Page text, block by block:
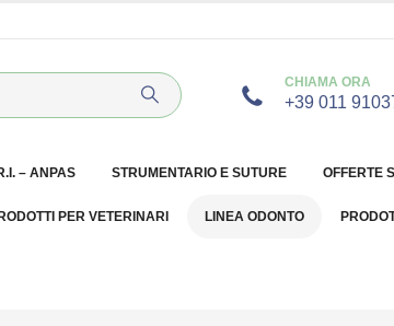
CHIAMA ORA
+39 011
– ANPAS STRUMENTARIO E SUTURE OFFERTE
PER VETERINARI LINEA ODONTO